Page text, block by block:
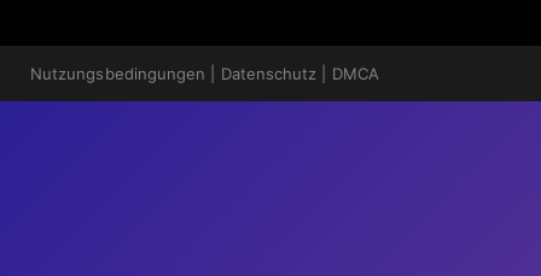
Nutzungsbedingungen Datenschutz DMCA